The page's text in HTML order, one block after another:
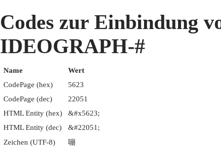
Codes zur Einbindung
IDEOGRAPH-#
Name
Wert
CodePage (hex)
5623
CodePage (dec)
22051
HTML Entity (hex)
&#x5623;
HTML Entity (dec)
&#22051;
Zeichen (UTF-8)
嘣